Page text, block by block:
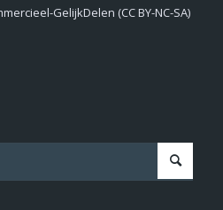
GelijkDelen (CC BY-NC-SA)